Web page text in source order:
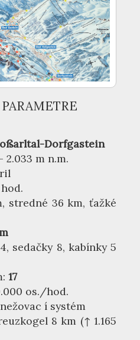
Dorfgastein
2.033 m n.m.
stredné 36 km, ťažké
sedačky 8, kabínky 5
17
os./hod.
í systém
8 km (↑ 1.165